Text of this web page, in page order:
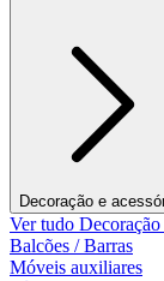
Decoração e
Ver tudo Decoração
Balcões / Barras
Móveis auxiliares